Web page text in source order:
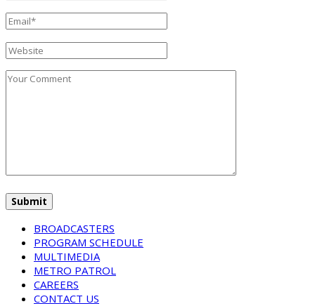
BROADCASTERS
PROGRAM SCHEDULE
MULTIMEDIA
METRO PATROL
CAREERS
CONTACT US